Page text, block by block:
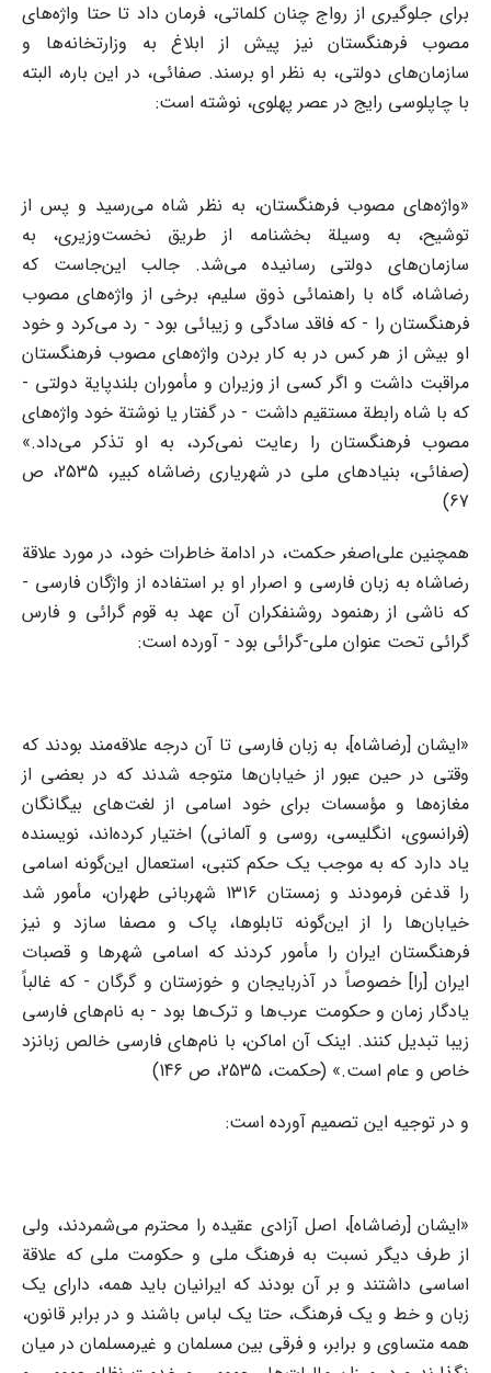
برای جلوگیری از رواج چنان کلماتی، فرمان داد تا حتا واژه‌های
مصوب فرهنگستان نیز پیش از ابلاغ به وزارتخانه‌ها و
سازمان‌های دولتی، به نظر او برسند. صفائی، در این باره، البته
با چاپلوسی رایج در عصر پهلوی، نوشته است:
«واژه‌های مصوب فرهنگستان، به نظر شاه می‌رسید و پس از
توشیح، به وسیلة بخشنامه از طریق نخست‌وزیری، به
سازمان‌های دولتی رسانیده می‌شد. جالب این‌جاست که
رضاشاه، گاه با راهنمائی ذوق سلیم، برخی از واژه‌های مصوب
فرهنگستان را - که فاقد سادگی و زیبائی بود - رد می‌کرد و خود
او بیش از هر کس در به کار بردن واژه‌های مصوب فرهنگستان
مراقبت داشت و اگر کسی از وزیران و مأموران بلندپایة دولتی -
که با شاه رابطة مستقیم داشت - در گفتار یا نوشتة خود واژه‌های
مصوب فرهنگستان را رعایت نمی‌کرد، به او تذکر می‌داد.»
(صفائی، بنیادهای ملی در شهریاری رضاشاه کبیر، 2535، ص
67)
همچنین علی‌‌اصغر حکمت، در ادامة خاطرات خود، در مورد علاقة
رضاشاه به زبان فارسی و اصرار او بر استفاده از واژگان فارسی -
که ناشی از رهنمود روشنفکران آن عهد به قوم گرائی و فارس
گرائی تحت عنوان ملی-گرائی بود - آورده است:
«ایشان [رضاشاه]، به زبان فارسی تا آن درجه علاقه‌مند بودند که
وقتی در حین عبور از خیابان‌ها متوجه شدند که در بعضی از
مغازه‌ها و مؤسسات برای خود اسامی از لغت‌های بیگانگان
(فرانسوی، انگلیسی، روسی و آلمانی) اختیار کرده‌اند، نویسنده
یاد دارد که به موجب یک حکم کتبی، استعمال این‌گونه اسامی
را قدغن فرمودند و زمستان 1316 شهربانی طهران، مأمور شد
خیابان‌ها را از این‌گونه تابلوها، پاک و مصفا سازد و نیز
فرهنگستان ایران را مأمور کردند که اسامی شهرها و قصبات
ایران [را] خصوصاً در آذربایجان و خوزستان و گرگان - که غالباً
یادگار زمان و حکومت عرب‌ها و ترک‌ها بود - به نام‌های فارسی
زیبا تبدیل کنند. اینک آن اماکن، با نام‌های فارسی خالص زبانزد
خاص و عام است.» (حکمت، 2535، ص 146)
و در توجیه این تصمیم آورده است:
«ایشان [رضاشاه]، اصل آزادی عقیده را محترم می‌شمردند، ولی
از طرف دیگر نسبت به فرهنگ ملی و حکومت ملی که علاقة
اساسی داشتند و بر آن بودند که ایرانیان باید همه، دارای یک
زبان و خط و یک فرهنگ، حتا یک لباس باشند و در برابر قانون،
همه متساوی و برابر، و فرقی بین مسلمان و غیرمسلمان در میان